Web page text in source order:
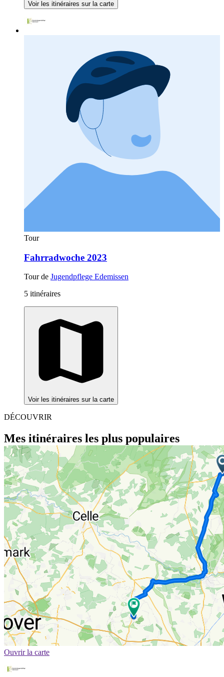
Voir les itinéraires sur la carte
Tour
Fahrradwoche 2023
Tour de Jugendpflege Edemissen
5 itinéraires
Voir les itinéraires sur la carte
DÉCOUVRIR
Mes itinéraires les plus populaires
Ouvrir la carte